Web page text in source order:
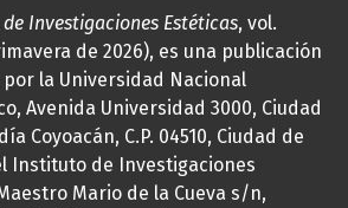
Investigaciones Estéticas, vol.
de 2026), es una publicación
la Universidad Nacional
Avenida Universidad 3000, Ciudad
Coyoacán, C.P. 04510, Ciudad de
Instituto de Investigaciones
Mario de la Cueva s/n,